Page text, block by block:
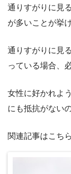
通りすがりに見
が多いことが挙
通りすがりに見
っている場合、
女性に好かれよ
にも抵抗がない
関連記事はこち